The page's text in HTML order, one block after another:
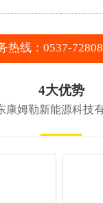
热线：0537-
4大优势
康姆勒新能源科技